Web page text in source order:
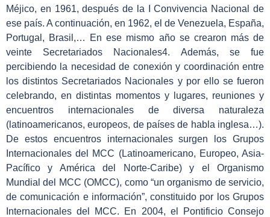
Méjico, en 1961, después de la I Convivencia Nacional de
ese país. A continuación, en 1962, el de Venezuela, España,
Portugal, Brasil,… En ese mismo año se crearon más de
veinte Secretariados Nacionales4. Además, se fue
percibiendo la necesidad de conexión y coordinación entre
los distintos Secretariados Nacionales y por ello se fueron
celebrando, en distintas momentos y lugares, reuniones y
encuentros internacionales de diversa naturaleza
(latinoamericanos, europeos, de países de habla inglesa…).
De estos encuentros internacionales surgen los Grupos
Internacionales del MCC (Latinoamericano, Europeo, Asia-
Pacífico y América del Norte-Caribe) y el Organismo
Mundial del MCC (OMCC), como “un organismo de servicio,
de comunicación e información”, constituido por los Grupos
Internacionales del MCC. En 2004, el Pontificio Consejo